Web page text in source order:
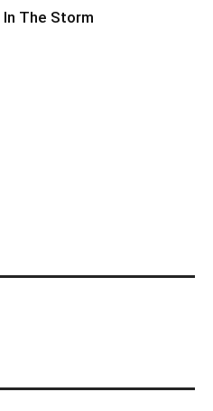
In The Storm